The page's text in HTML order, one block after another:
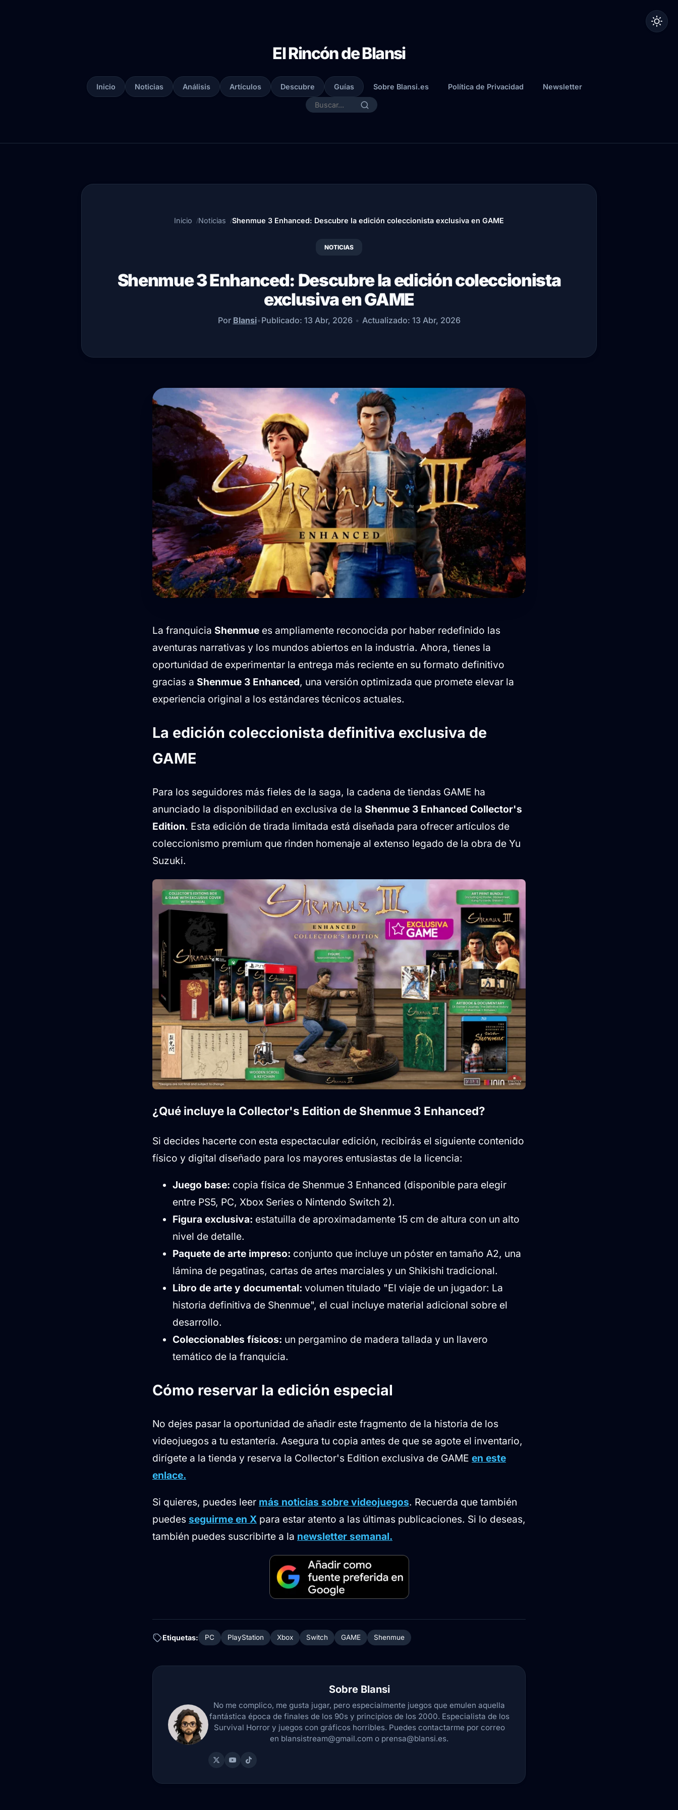
El Rincón de Blansi
Inicio Noticias Análisis Artículos Descubre Guías Sobre Blansi.es Política de Privacidad Newsletter
Inicio Noticias Shenmue 3 Enhanced: Descubre la edición coleccionista exclusiva en GAME
NOTICIAS
Shenmue 3 Enhanced: Descubre la edición coleccionista
exclusiva en GAME
Por Blansi•Publicado: 13 Abr, 2026 • Actualizado: 13 Abr, 2026
La franquicia Shenmue es ampliamente reconocida por haber redefinido las
aventuras narrativas y los mundos abiertos en la industria. Ahora, tienes la
oportunidad de experimentar la entrega más reciente en su formato definitivo
gracias a Shenmue 3 Enhanced, una versión optimizada que promete elevar la
experiencia original a los estándares técnicos actuales.
La edición coleccionista definitiva exclusiva de
GAME
Para los seguidores más fieles de la saga, la cadena de tiendas GAME ha
anunciado la disponibilidad en exclusiva de la Shenmue 3 Enhanced Collector's
Edition. Esta edición de tirada limitada está diseñada para ofrecer artículos de
coleccionismo premium que rinden homenaje al extenso legado de la obra de Yu
Suzuki.
¿Qué incluye la Collector's Edition de Shenmue 3 Enhanced?
Si decides hacerte con esta espectacular edición, recibirás el siguiente contenido
físico y digital diseñado para los mayores entusiastas de la licencia:
Juego base: copia física de Shenmue 3 Enhanced (disponible para elegir
entre PS5, PC, Xbox Series o Nintendo Switch 2).
Figura exclusiva: estatuilla de aproximadamente 15 cm de altura con un alto
nivel de detalle.
Paquete de arte impreso: conjunto que incluye un póster en tamaño A2, una
lámina de pegatinas, cartas de artes marciales y un Shikishi tradicional.
Libro de arte y documental: volumen titulado "El viaje de un jugador: La
historia definitiva de Shenmue", el cual incluye material adicional sobre el
desarrollo.
Coleccionables físicos: un pergamino de madera tallada y un llavero
temático de la franquicia.
Cómo reservar la edición especial
No dejes pasar la oportunidad de añadir este fragmento de la historia de los
videojuegos a tu estantería. Asegura tu copia antes de que se agote el inventario,
dirígete a la tienda y reserva la Collector's Edition exclusiva de GAME en este
enlace.
Si quieres, puedes leer más noticias sobre videojuegos. Recuerda que también
puedes seguirme en X para estar atento a las últimas publicaciones. Si lo deseas,
también puedes suscribirte a la newsletter semanal.
Etiquetas: PC PlayStation Xbox Switch GAME Shenmue
Sobre Blansi
No me complico, me gusta jugar, pero especialmente juegos que emulen aquella
fantástica época de finales de los 90s y principios de los 2000. Especialista de los
Survival Horror y juegos con gráficos horribles. Puedes contactarme por correo
en blansistream@gmail.com o prensa@blansi.es.